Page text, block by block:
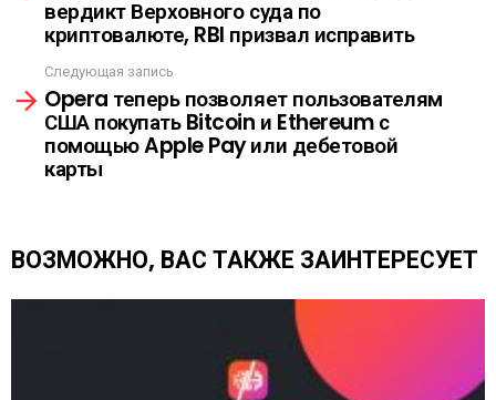
А
т
вердикт Верховного суда по
криптовалюте, RBI призвал исправить
Следующая запись
Opera теперь позволяет пользователям
США покупать Bitcoin и Ethereum с
помощью Apple Pay или дебетовой
карты
ВОЗМОЖНО, ВАС ТАКЖЕ ЗАИНТЕРЕСУЕТ